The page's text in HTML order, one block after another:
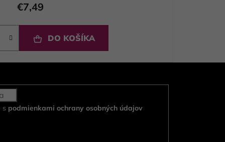
€7,49
DO KOŠÍKA
s podmienkami ochrany osobných údajov